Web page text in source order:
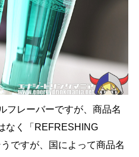
フレーバーですが、商品名
なく「REFRESHING
ですが、国によって商品名